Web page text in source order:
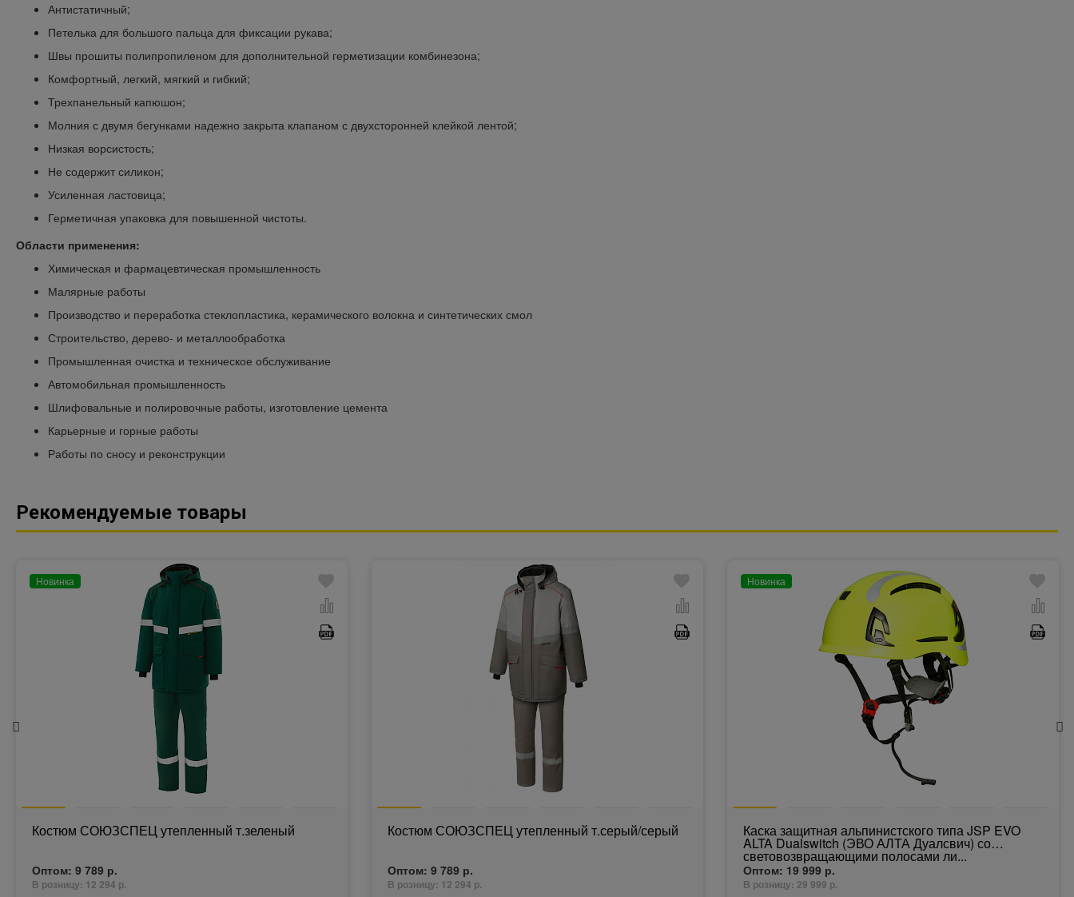
Антистатичный;
Петелька для большого пальца для фиксации рукава;
Швы прошиты полипропиленом для дополнительной герметизации комбинезона;
Комфортный, легкий, мягкий и гибкий;
Трехпанельный капюшон;
Молния с двумя бегунками надежно закрыта клапаном с двухсторонней клейкой лентой;
Низкая ворсистость;
Не содержит силикон;
Усиленная ластовица;
Герметичная упаковка для повышенной чистоты.
Области применения:
Химическая и фармацевтическая промышленность
Малярные работы
Производство и переработка стеклопластика, керамического волокна и синтетических смол
Строительство, дерево- и металлообработка
Промышленная очистка и техническое обслуживание
Автомобильная промышленность
Шлифовальные и полировочные работы, изготовление цемента
Карьерные и горные работы
Работы по сносу и реконструкции
Рекомендуемые товары
Новинка
Костюм СОЮЗСПЕЦ утепленный т.зеленый
Оптом: 9 789 р.
В розницу: 12 294 р.
Костюм СОЮЗСПЕЦ утепленный т.серый/серый
Оптом: 9 789 р.
В розницу: 12 294 р.
Новинка
Каска защитная альпинистского типа JSP EVO
ALTA Dualswitch (ЭВО АЛТА Дуалсвич) со
световозвращающими полосами ли...
Оптом: 19 999 р.
В розницу: 29 999 р.